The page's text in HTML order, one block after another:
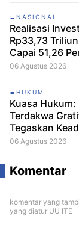
NASIONAL
Realisasi
Rp33,73
Capai 51,26
06 Agustus 2026
HUKUM
Kuasa
Terdakwa
Tegaskan
Persidangan
06 Agustus 2026
Komentar
komentar yang
yang diatur UU ITE